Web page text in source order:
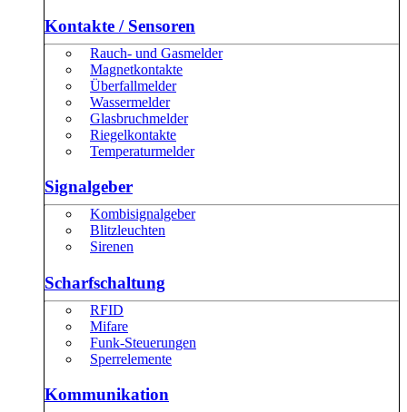
Kontakte / Sensoren
Rauch- und Gasmelder
Magnetkontakte
Überfallmelder
Wassermelder
Glasbruchmelder
Riegelkontakte
Temperaturmelder
Signalgeber
Kombisignalgeber
Blitzleuchten
Sirenen
Scharfschaltung
RFID
Mifare
Funk-Steuerungen
Sperrelemente
Kommunikation